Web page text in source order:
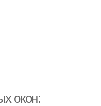
окон: